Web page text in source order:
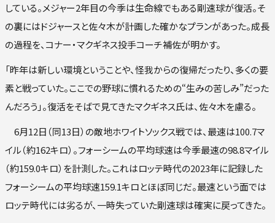
している。メジャー2年目の今季は生命線でもある剛速球が復活。そ
の裏にはドジャースと佐々木が計画した確かなプランがあった。成長
の過程を、コナー・マクギネス投手コーチ補佐が明かす。
「昨年は新しい環境ということや、怪我からの復帰だったり、多くの要
素と戦っていた。ここでの野球に慣れるための“生みの苦しみ”だった
んだろう」。復活をそばで見てきたマクギネス氏は、佐々木を慮る。
6月12日（同13日）の敵地ホワイトソックス戦では、最速は100.7マ
イル（約162キロ）。フォーシームの平均球速は今季最速の98.8マイル
（約159.0キロ）を計測した。これはロッテ時代の2023年に記録した
フォーシームの平均球速159.1キロとほぼ同じだ。最速という面では
ロッテ時代には劣るが、一時失っていた剛速球は確実に戻ってきた。